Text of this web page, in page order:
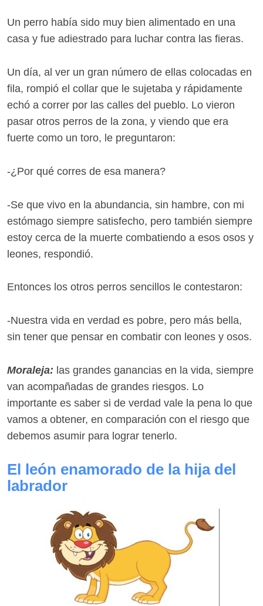
Un perro había sido muy bien alimentado en una
casa y fue adiestrado para luchar contra las fieras.
Un día, al ver un gran número de ellas colocadas en
fila, rompió el collar que le sujetaba y rápidamente
echó a correr por las calles del pueblo. Lo vieron
pasar otros perros de la zona, y viendo que era
fuerte como un toro, le preguntaron:
-¿Por qué corres de esa manera?
-Se que vivo en la abundancia, sin hambre, con mi
estómago siempre satisfecho, pero también siempre
estoy cerca de la muerte combatiendo a esos osos y
leones, respondió.
Entonces los otros perros sencillos le contestaron:
-Nuestra vida en verdad es pobre, pero más bella,
sin tener que pensar en combatir con leones y osos.
Moraleja: las grandes ganancias en la vida, siempre
van acompañadas de grandes riesgos. Lo
importante es saber si de verdad vale la pena lo que
vamos a obtener, en comparación con el riesgo que
debemos asumir para lograr tenerlo.
El león enamorado de la hija del
labrador